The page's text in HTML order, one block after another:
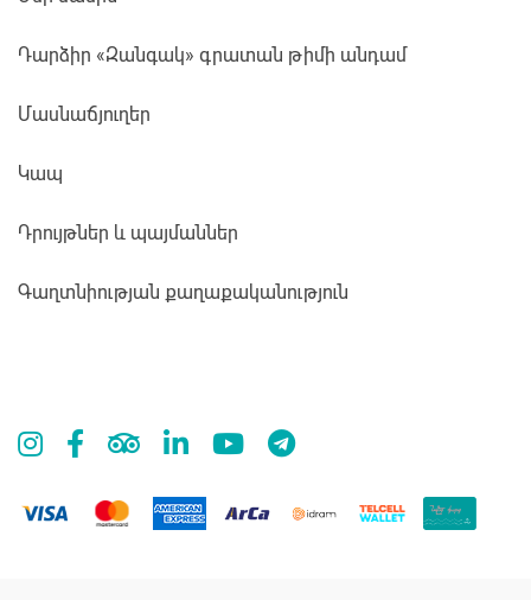
Դարձիր «Զանգակ» գրատան թիմի անդամ
Մասնաճյուղեր
Կապ
Դրույթներ և պայմաններ
Գաղտնիության քաղաքականություն